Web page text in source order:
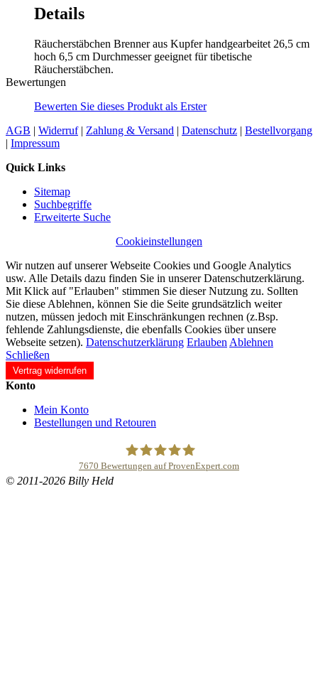
Details
Räucherstäbchen Brenner aus Kupfer handgearbeitet 26,5 cm
hoch 6,5 cm Durchmesser geeignet für tibetische
Räucherstäbchen.
Bewertungen
Bewerten Sie dieses Produkt als Erster
AGB | Widerruf| Zahlung & Versand | Datenschutz | Bestellvorgang
| Impressum
Quick Links
Sitemap
Suchbegriffe
Erweiterte Suche
Cookieinstellungen
Wir nutzen auf unserer Webseite Cookies und Google Analytics
usw. Alle Details dazu finden Sie in unserer Datenschutzerklärung.
Mit Klick auf "Erlauben" stimmen Sie dieser Nutzung zu. Sollten
Sie diese Ablehnen, können Sie die Seite grundsätzlich weiter
nutzen, müssen jedoch mit Einschränkungen rechnen (z.Bsp.
fehlende Zahlungsdienste, die ebenfalls Cookies über unsere
Webseite setzen). Datenschutzerklärung Erlauben Ablehnen
Schließen
Vertrag widerrufen
Konto
Mein Konto
Bestellungen und Retouren
7670 Bewertungen auf ProvenExpert.com
© 2011-2026 Billy Held